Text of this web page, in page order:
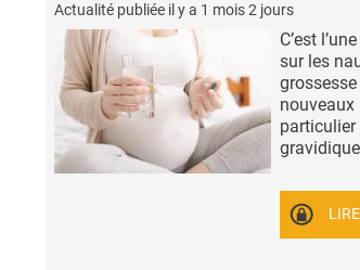
Actualité publiée il y a 1 mois 2 jours
C’est
sur les
nouveaux
particulier